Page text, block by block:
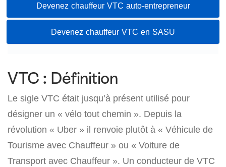
Devenez chauffeur VTC auto-entrepreneur
Devenez chauffeur VTC en SASU
VTC : Définition
Le sigle VTC était jusqu’à présent utilisé pour
désigner un « vélo tout chemin ». Depuis la
révolution « Uber » il renvoie plutôt à « Véhicule de
Tourisme avec Chauffeur » ou « Voiture de
Transport avec Chauffeur ». Un conducteur de VTC